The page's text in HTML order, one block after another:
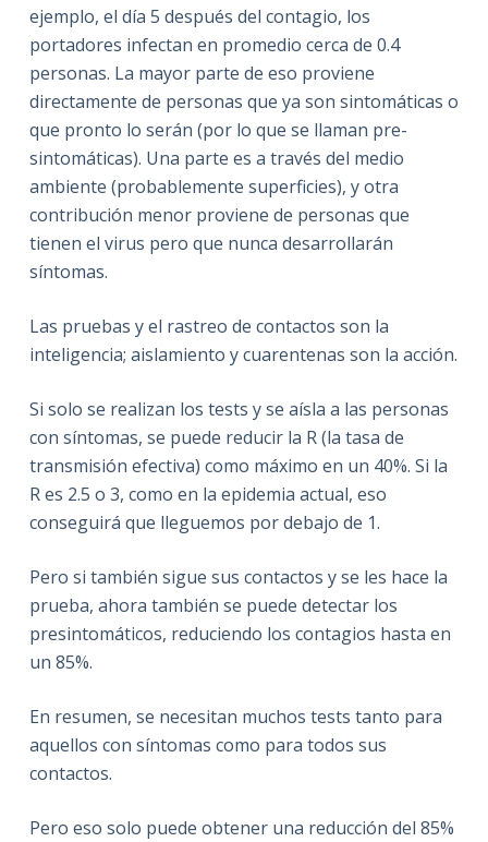
ejemplo, el día 5 después del contagio, los
portadores infectan en promedio cerca de 0.4
personas. La mayor parte de eso proviene
directamente de personas que ya son sintomáticas o
que pronto lo serán (por lo que se llaman pre-
sintomáticas). Una parte es a través del medio
ambiente (probablemente superficies), y otra
contribución menor proviene de personas que
tienen el virus pero que nunca desarrollarán
síntomas.
Las pruebas y el rastreo de contactos son la
inteligencia; aislamiento y cuarentenas son la acción.
Si solo se realizan los tests y se aísla a las personas
con síntomas, se puede reducir la R (la tasa de
transmisión efectiva) como máximo en un 40%. Si la
R es 2.5 o 3, como en la epidemia actual, eso
conseguirá que lleguemos por debajo de 1.
Pero si también sigue sus contactos y se les hace la
prueba, ahora también se puede detectar los
presintomáticos, reduciendo los contagios hasta en
un 85%.
En resumen, se necesitan muchos tests tanto para
aquellos con síntomas como para todos sus
contactos.
Pero eso solo puede obtener una reducción del 85%